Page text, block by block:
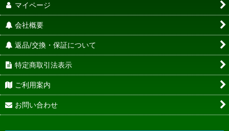
マイページ
会社概要
返品/交換・保証について
特定商取引法表示
ご利用案内
お問い合わせ